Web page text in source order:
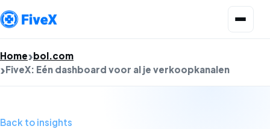
Home bol.com
FiveX: Eén dashboard voor al je verkoopkanalen
Back to insights